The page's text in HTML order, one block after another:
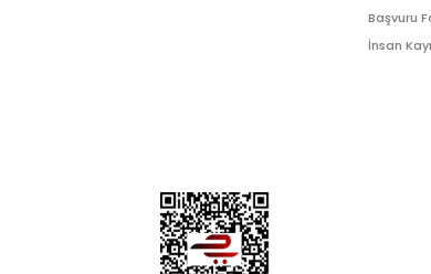
Başvuru
İnsan